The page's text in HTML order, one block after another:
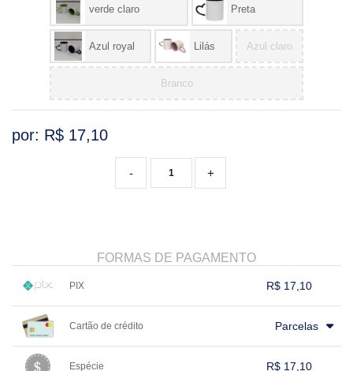
verde claro Preta
Azul royal Lilás Azul claro
Branco
por: R$ 17,10
+
-
FORMAS DE PAGAMENTO
PIX R$ 17,10
..
Cartão de crédito Parcelas
..
Espécie R$ 17,10